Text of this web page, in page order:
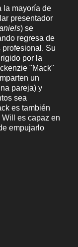
la mayoría de
presentador
) se
regresa de
Su
por la
"Mack"
un
pareja) y
sea
es también
es capaz en
empujarlo